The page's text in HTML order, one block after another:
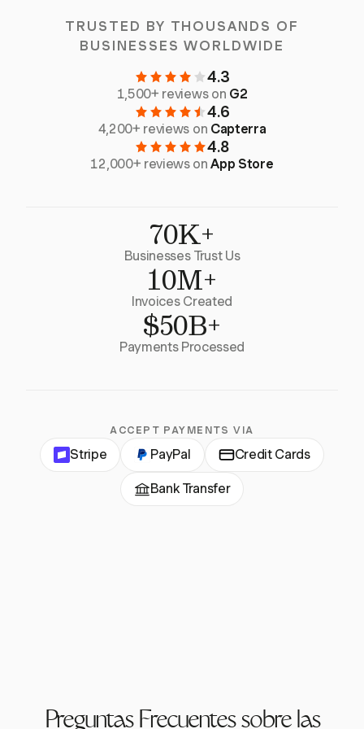
TRUSTED BY THOUSANDS OF
BUSINESSES WORLDWIDE
4.3
1,500+ reviews on G2
4.6
4,200+ reviews on Capterra
4.8
12,000+ reviews onApp Store
70K+
Businesses Trust Us
10M+
Invoices Created
$50B+
Payments Processed
ACCEPT PAYMENTS VIA
Stripe PayPal Credit Cards
Bank Transfer
Preguntas Frecuentes sobre las